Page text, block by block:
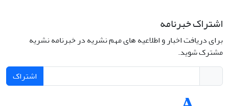
اشتراک خبرنامه
برای دریافت اخبار و اطلاعیه های مهم نشریه در خبرنامه نشریه
مشترک شوید.
اشتراک